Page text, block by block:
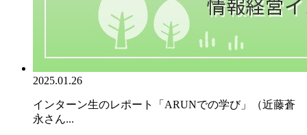
2025.01.26
インターン生のレポート「ARUNでの学び」（近藤蒼
永さん...